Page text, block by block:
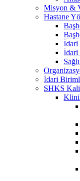
Misyon &
Hastane
İdari
İdari
İdari
SHKS